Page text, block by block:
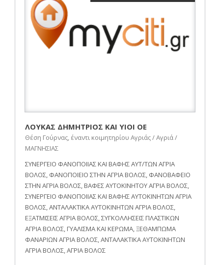
ΛΟΥΚΑΣ ΔΗΜΗΤΡΙΟΣ ΚΑΙ ΥΙΟΙ ΟΕ
Θέση Γούρνας, έναντι κοιμητηρίου Αγριάς / Αγριά /
ΜΑΓΝΗΣΙΑΣ
ΣΥΝΕΡΓΕΙΟ ΦΑΝΟΠΟΙΙΑΣ ΚΑΙ ΒΑΦΗΣ ΑΥΤ/ΤΩΝ ΑΓΡΙΑ
ΒΟΛΟΣ, ΦΑΝΟΠΟΙΕΙΟ ΣΤΗΝ ΑΓΡΙΑ ΒΟΛΟΣ, ΦΑΝΟΒΑΦΕΙΟ
ΣΤΗΝ ΑΓΡΙΑ ΒΟΛΟΣ, ΒΑΦΕΣ ΑΥΤΟΚΙΝΗΤΟΥ ΑΓΡΙΑ ΒΟΛΟΣ,
ΣΥΝΕΡΓΕΙΟ ΦΑΝΟΠΟΙΙΑΣ ΚΑΙ ΒΑΦΗΣ ΑΥΤΟΚΙΝΗΤΩΝ ΑΓΡΙΑ
ΒΟΛΟΣ, ΑΝΤΑΛΑΚΤΙΚΑ ΑΥΤΟΚΙΝΗΤΩΝ ΑΓΡΙΑ ΒΟΛΟΣ,
ΕΞΑΤΜΙΣΕΙΣ ΑΓΡΙΑ ΒΟΛΟΣ, ΣΥΓΚΟΛΛΗΣΕΙΣ ΠΛΑΣΤΙΚΩΝ
ΑΓΡΙΑ ΒΟΛΟΣ, ΓΥΑΛΙΣΜΑ ΚΑΙ ΚΕΡΩΜΑ, ΞΕΘΑΜΠΩΜΑ
ΦΑΝΑΡΙΩΝ ΑΓΡΙΑ ΒΟΛΟΣ, ΑΝΤΑΛΑΚΤΙΚΑ ΑΥΤΟΚΙΝΗΤΩΝ
ΑΓΡΙΑ ΒΟΛΟΣ, ΑΓΡΙΑ ΒΟΛΟΣ